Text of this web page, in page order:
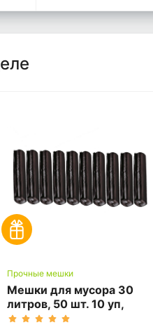
Прочные мешки
Мешки для мусора 30
литров, 50 шт. 10 уп,
черные